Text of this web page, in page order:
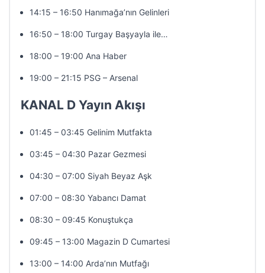
14:15 – 16:50 Hanımağa’nın Gelinleri
16:50 – 18:00 Turgay Başyayla ile…
18:00 – 19:00 Ana Haber
19:00 – 21:15 PSG – Arsenal
KANAL D Yayın Akışı
01:45 – 03:45 Gelinim Mutfakta
03:45 – 04:30 Pazar Gezmesi
04:30 – 07:00 Siyah Beyaz Aşk
07:00 – 08:30 Yabancı Damat
08:30 – 09:45 Konuştukça
09:45 – 13:00 Magazin D Cumartesi
13:00 – 14:00 Arda’nın Mutfağı